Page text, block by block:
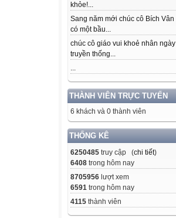
khỏe!...
Sang năm mới chúc cô Bích Vân
có một bầu...
chúc cô giáo vui khoẻ nhân ngày
truyền thống...
...
THÀNH VIÊN TRỰC TUYẾN
6 khách và 0 thành viên
THỐNG KÊ
6250485 truy cập (chi tiết)
6408 trong hôm nay
8705956 lượt xem
6591 trong hôm nay
4115 thành viên